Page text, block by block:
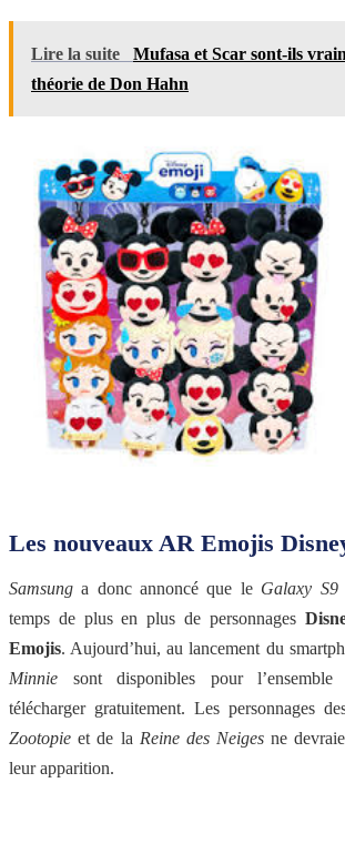
Lire la suite
Mufasa et Scar sont-ils
théorie de Don Hahn
Les nouveaux AR Emojis
Samsung a donc annoncé que leGalaxy S9
temps de plus en plus de personnages
Emojis. Aujourd’hui, au lancement du
Minnie sont disponibles pour
télécharger gratuitement. Les personnages
Zootopie et de la Reine des Neiges ne
leur apparition.